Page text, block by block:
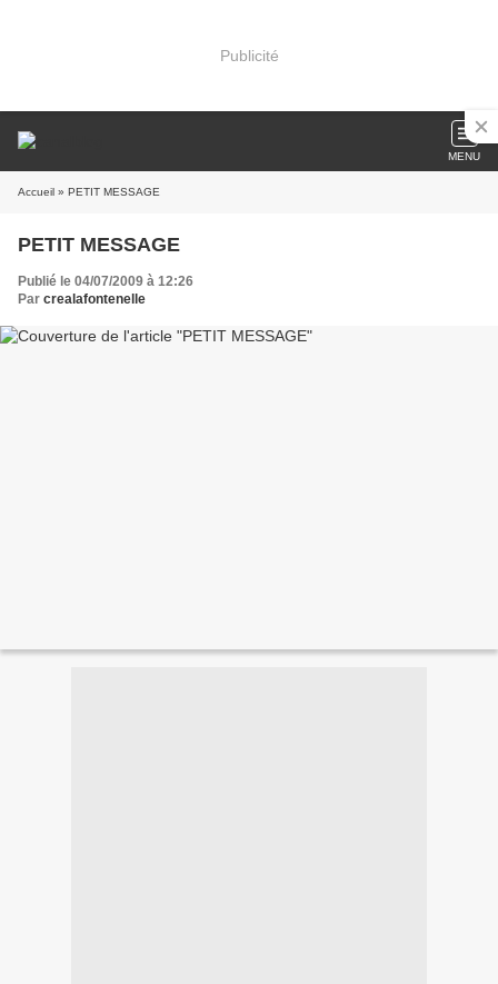
Publicité
MENU
Accueil » PETIT MESSAGE
PETIT MESSAGE
Publié le 04/07/2009 à 12:26
Par crealafontenelle